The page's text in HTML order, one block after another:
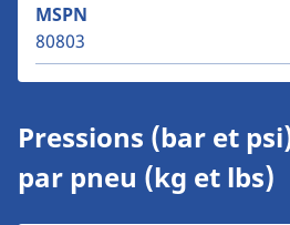
MSPN
80803
Pressions (bar et
par pneu (kg et lbs)